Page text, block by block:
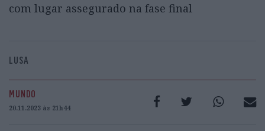
com lugar assegurado na fase final
LUSA
MUNDO
20.11.2023 às 21h44